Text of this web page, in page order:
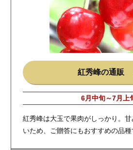
紅秀峰の通販
6月中旬～7月上
紅秀峰は大玉で果肉がしっかり。
いため、ご贈答にもおすすめの品種